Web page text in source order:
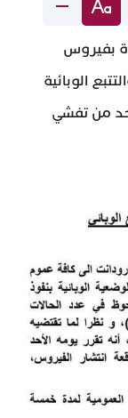
بفيروس
الوبائية
من تفشي